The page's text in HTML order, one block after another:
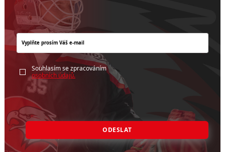
Souhlasím se zpracováním
osobních údajů.
ODESLAT